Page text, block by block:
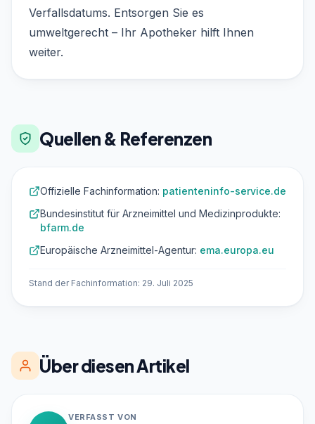
Verfallsdatums. Entsorgen Sie es
umweltgerecht – Ihr Apotheker hilft Ihnen
weiter.
Quellen & Referenzen
Offizielle Fachinformation: patienteninfo-service.de
Bundesinstitut für Arzneimittel und Medizinprodukte:
bfarm.de
Europäische Arzneimittel-Agentur: ema.europa.eu
Stand der Fachinformation: 29. Juli 2025
Über diesen Artikel
VERFASST VON